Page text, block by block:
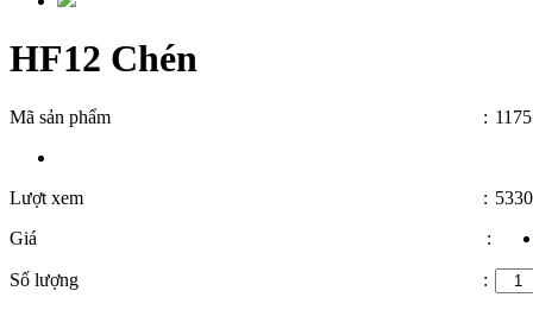
HF12 Chén
Mã sản phẩm : 1175
Lượt xem : 5330
Giá
:
Số lượng :